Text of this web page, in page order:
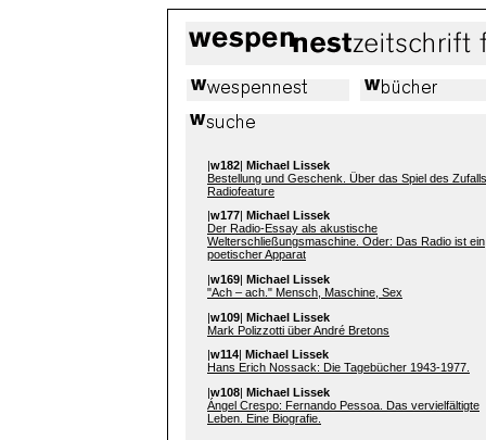
|w182| Michael Lissek
Bestellung und Geschenk. Über das Spiel des
Radiofeature
w177
Michael Lissek
Der Radio-Essay als akustische
Welterschließungsmaschine. Oder: Das Radio ist ein
poetischer Apparat
|w169| Michael Lissek
"Ach – ach." Mensch, Maschine, Sex
|w109| Michael Lissek
Mark Polizzotti über André Bretons
w114
Michael Lissek
Hans Erich Nossack: Die Tagebücher 1943-1977.
|w108| Michael Lissek
Ángel Crespo: Fernando Pessoa. Das vervielfältigte
Leben. Eine Biografie.